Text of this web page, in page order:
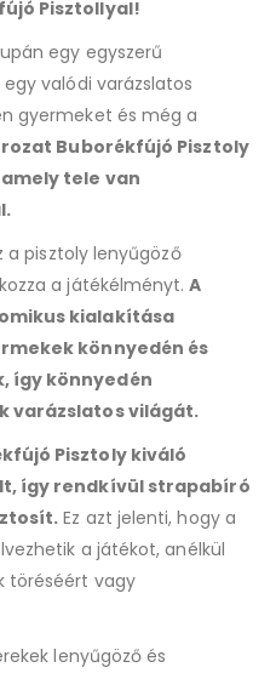
Pisztollyal!
egy egyszerű
valódi varázslatos
gyermeket és még a
Buborékfújó Pisztoly
tele van
a pisztoly lenyűgöző
a játékélményt.A
kialakítása
könnyedén és
így könnyedén
varázslatos világát.
Pisztoly kiváló
így rendkívül strapabíró
Ez azt jelenti, hogy a
a játékot, anélkül
töréséért vagy
lenyűgöző és